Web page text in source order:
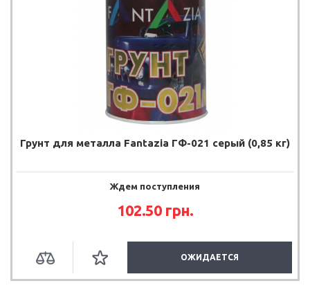
Грунт для металла Fantazia ГФ-021 серый (0,85 кг)
Ждем поступления
102.50 грн.
ОЖИДАЕТСЯ